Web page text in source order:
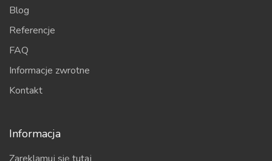
Blog
Referencje
FAQ
Informacje zwrotne
Kontakt
Informacja